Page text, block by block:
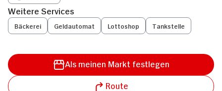
Weitere Services
Bäckerei Geldautomat Lottoshop Tankstelle
Als meinen Markt festlegen
Route